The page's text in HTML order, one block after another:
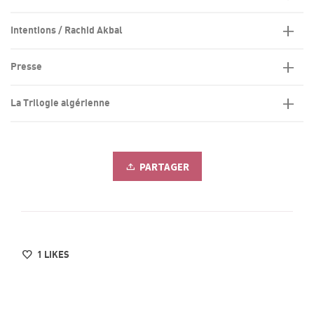
Intentions / Rachid Akbal
Presse
La Trilogie algérienne
PARTAGER
1 LIKES